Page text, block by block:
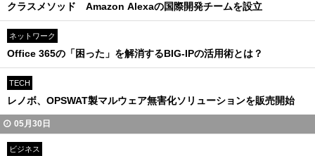
クラスメソッド Amazon Alexaの国際開発チームを設立
ネットワーク
Office 365の「困った」を解消するBIG-IPの活用術とは？
TECH
レノボ、OPSWAT製マルウェア無害化ソリューションを販売開始
05月30日
ビジネス